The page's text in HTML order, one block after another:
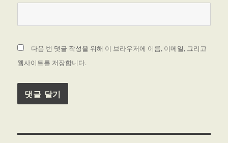
다음 번 댓글 작성을 위해 이 브라우저에 이름, 이메일, 그리고
웹사이트를 저장합니다.